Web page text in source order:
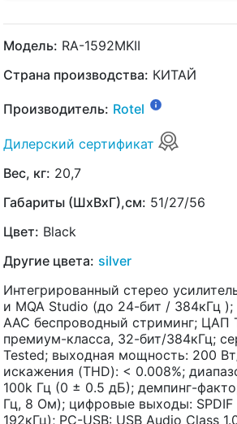
Модель: RA-1592MKII
Страна производства: КИТАЙ
Производитель: Rotel
Дилерский сертификат
Вес, кг: 20,7
Габариты (ШхВхГ),см: 51/27/56
Цвет: Black
Другие цвета: silver
Интегрированный стерео
и MQA Studio (до 24-бит / 384кГц
AAC беспроводный стриминг; ЦАП
премиум-класса, 32-бит/384кГц;
Tested; выходная мощность: 200
искажения (THD): < 0.008%;
100k Гц (0 ± 0.5 дБ); демпинг-
Гц, 8 Ом); цифровые выходы:
192кГц); PC-USB: USB Audio Class